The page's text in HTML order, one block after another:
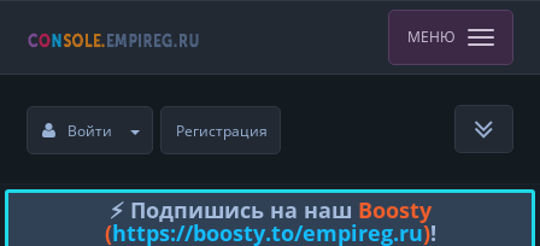
МЕНЮ
Войти Регистрация
⚡️ Подпишись на наш Boosty
(https://boosty.to/empireg.ru)!